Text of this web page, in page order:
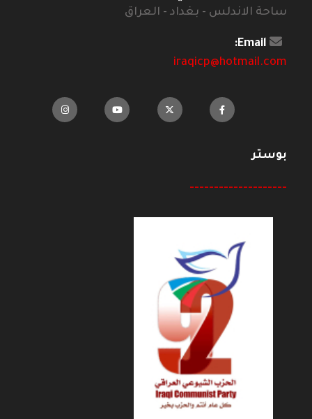
ساحة الاندلس - بغداد - العراق
Email:
iraqicp@hotmail.com
بوستر
--------------------